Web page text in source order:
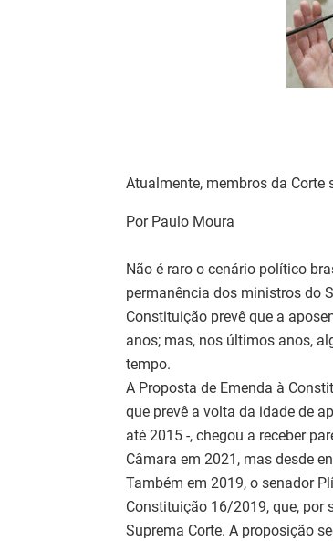
Atualmente, membros da
Por Paulo Moura
Não é raro o cenário político
permanência dos ministros do
Constituição prevê que a
anos; mas, nos últimos anos,
tempo.
A Proposta de Emenda à
que prevê a volta da idade de
até 2015 -, chegou a receber
Câmara em 2021, mas desde
Também em 2019, o senador
Constituição 16/2019, que, por
Suprema Corte. A proposição